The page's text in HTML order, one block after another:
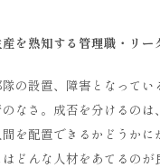
を熟知する管理職・リー
の設置、障害となってい
なさ。成否を分けるのは
を配置できるかどうかに
どんな人材をあてるのが